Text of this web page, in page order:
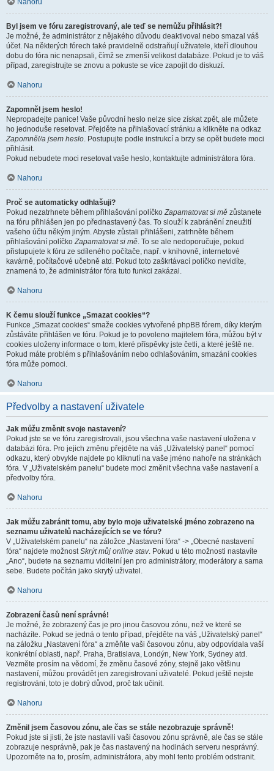
Nahoru
Byl jsem ve fóru zaregistrovaný, ale teď se nemůžu přihlásit?!
Je možné, že administrátor z nějakého důvodu deaktivoval nebo smazal váš
účet. Na některých fórech také pravidelně odstraňují uživatele, kteří dlouhou
dobu do fóra nic nenapsali, čímž se zmenší velikost databáze. Pokud je to váš
případ, zaregistrujte se znovu a pokuste se více zapojit do diskuzí.
Nahoru
Zapomněl jsem heslo!
Nepropadejte panice! Vaše původní heslo nelze sice získat zpět, ale můžete
ho jednoduše resetovat. Přejděte na přihlašovací stránku a klikněte na odkaz
Zapomněl/a jsem heslo. Postupujte podle instrukcí a brzy se opět budete moci
přihlásit.
Pokud nebudete moci resetovat vaše heslo, kontaktujte administrátora fóra.
Nahoru
Proč se automaticky odhlašuji?
Pokud nezatrhnete během přihlašování políčkoZapamatovat si mě zůstanete
na fóru přihlášen jen po přednastavený čas. To slouží k zabránění zneužití
vašeho účtu někým jiným. Abyste zůstali přihlášeni, zatrhněte během
přihlašování políčkoZapamatovat si mě. To se ale nedoporučuje, pokud
přistupujete k fóru ze sdíleného počítače, např. v knihovně, internetové
kavárně, počítačové učebně atd. Pokud toto zaškrtávací políčko nevidíte,
znamená to, že administrátor fóra tuto funkci zakázal.
Nahoru
K čemu slouží funkce „Smazat cookies“?
Funkce „Smazat cookies“ smaže cookies vytvořené phpBB fórem, díky kterým
zůstáváte přihlášen ve fóru. Pokud je to povoleno majitelem fóra, můžou být v
cookies uloženy informace o tom, které příspěvky jste četli, a které ještě ne.
Pokud máte problém s přihlašováním nebo odhlašováním, smazání cookies
fóra může pomoci.
Nahoru
Předvolby a nastavení uživatele
Jak můžu změnit svoje nastavení?
Pokud jste se ve fóru zaregistrovali, jsou všechna vaše nastavení uložena v
databázi fóra. Pro jejich změnu přejděte na váš „Uživatelský panel“ pomocí
odkazu, který obvykle najdete po kliknutí na vaše jméno nahoře na stránkách
fóra. V „Uživatelském panelu“ budete moci změnit všechna vaše nastavení a
předvolby fóra.
Nahoru
Jak můžu zabránit tomu, aby bylo moje uživatelské jméno zobrazeno na
seznamu uživatelů nacházejících se ve fóru?
V „Uživatelském panelu“ na záložce „Nastavení fóra“ -> „Obecné nastavení
fóra“ najdete možnostSkrýt můj online stav. Pokud u této možnosti nastavíte
„Ano“, budete na seznamu viditelní jen pro administrátory, moderátory a sama
sebe. Budete počítán jako skrytý uživatel.
Nahoru
Zobrazení časů není správné!
Je možné, že zobrazený čas je pro jinou časovou zónu, než ve které se
nacházíte. Pokud se jedná o tento případ, přejděte na váš „Uživatelský panel“
na záložku „Nastavení fóra“ a změňte vaši časovou zónu, aby odpovídala vaší
konkrétní oblasti, např. Praha, Bratislava, Londýn, New York, Sydney atd.
Vezměte prosím na vědomí, že změnu časové zóny, stejně jako většinu
nastavení, můžou provádět jen zaregistrovaní uživatelé. Pokud ještě nejste
registrováni, toto je dobrý důvod, proč tak učinit.
Nahoru
Změnil jsem časovou zónu, ale čas se stále nezobrazuje správně!
Pokud jste si jisti, že jste nastavili vaši časovou zónu správně, ale čas se stále
zobrazuje nesprávně, pak je čas nastavený na hodinách serveru nesprávný.
Upozorněte na to, prosím, administrátora, aby mohl tento problém odstranit.